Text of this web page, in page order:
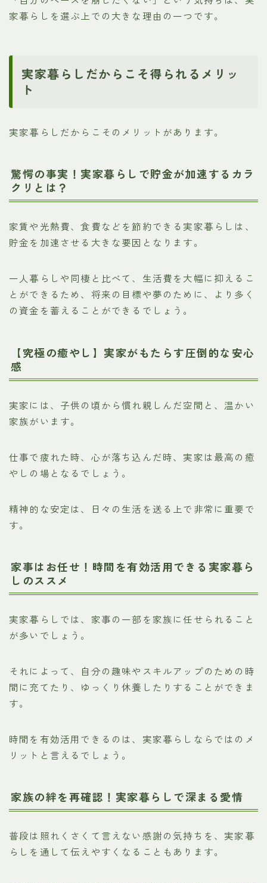
家暮らしを選ぶ上での大きな理由の一つです。
実家暮らしだからこそ得られるメリッ
ト
実家暮らしだからこそのメリットがあります。
驚愕の事実！実家暮らしで貯金が加速するカラ
クリとは？
家賃や光熱費、食費などを節約できる実家暮らしは、
貯金を加速させる大きな要因となります。
一人暮らしや同棲と比べて、生活費を大幅に抑えるこ
とができるため、将来の目標や夢のために、より多く
の資金を蓄えることができるでしょう。
【究極の癒やし】実家がもたらす圧倒的な安心
感
実家には、子供の頃から慣れ親しんだ空間と、温かい
家族がいます。
仕事で疲れた時、心が落ち込んだ時、実家は最高の癒
やしの場となるでしょう。
精神的な安定は、日々の生活を送る上で非常に重要で
す。
家事はお任せ！時間を有効活用できる実家暮ら
しのススメ
実家暮らしでは、家事の一部を家族に任せられること
が多いでしょう。
それによって、自分の趣味やスキルアップのための時
間に充てたり、ゆっくり休養したりすることができま
す。
時間を有効活用できるのは、実家暮らしならではのメ
リットと言えるでしょう。
家族の絆を再確認！実家暮らしで深まる愛情
普段は照れくさくて言えない感謝の気持ちを、実家暮
らしを通して伝えやすくなることもあります。